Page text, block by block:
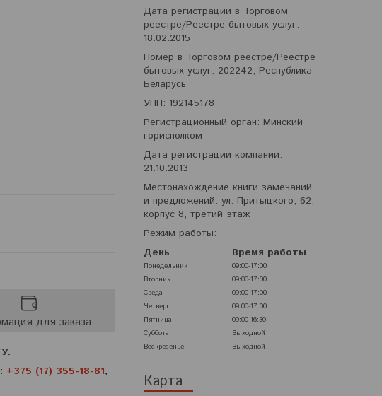
Дата регистрации в Торговом
реестре/Реестре бытовых услуг:
18.02.2015
Номер в Торговом реестре/Реестре
бытовых услуг: 202242, Республика
Беларусь
УНП: 192145178
Регистрационный орган: Минский
горисполком
Дата регистрации компании:
21.10.2013
Местонахождение книги замечаний
и предложений: ул. Притыцкого, 62,
корпус 8, третий этаж
Режим работы:
День
Время работы
Понедельник
09:00-17:00
Вторник
09:00-17:00
Среда
09:00-17:00
Четверг
09:00-17:00
Пятница
09:00-16:30
Суббота
Выходной
Воскресенье
Выходной
Карта
для заказа
+375 (17) 355-18-81,